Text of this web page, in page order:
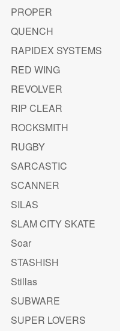
PROPER
QUENCH
RAPIDEX SYSTEMS
RED WING
REVOLVER
RIP CLEAR
ROCKSMITH
RUGBY
SARCASTIC
SCANNER
SILAS
SLAM CITY SKATE
Soar
STASHISH
Stillas
SUBWARE
SUPER LOVERS